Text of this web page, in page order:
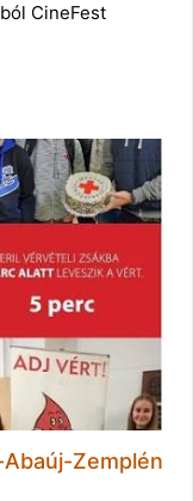
CineFest
Zemplén